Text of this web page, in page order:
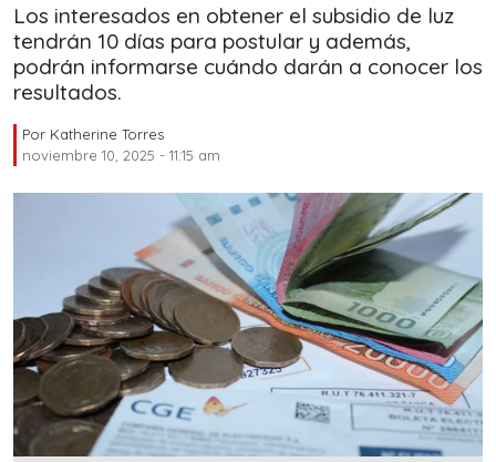
Los interesados en obtener el subsidio de luz
tendrán 10 días para postular y además,
podrán informarse cuándo darán a conocer los
resultados.
Por Katherine Torres
noviembre 10, 2025 - 11:15 am